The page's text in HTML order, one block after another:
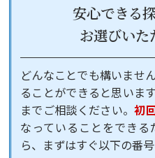
安心できる
お選びいた
どんなことでも構いませ
ることができると思いま
までご相談ください。初
なっていることをでき
ら、まずはすぐ以下の番